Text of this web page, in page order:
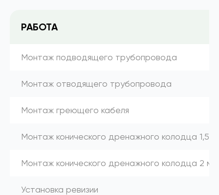
РАБОТА
Монтаж подводящего трубопровода
Монтаж отводящего трубопровода
Монтаж греющего кабеля
Монтаж конического дренажного колодца 1,5 м
Монтаж конического дренажного колодца 2 м
Установка ревизии